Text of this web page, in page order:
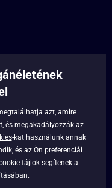
azt, amire
és megakadályozzák az
-kat használunk annak
és az Ön preferenciái
fájlok segítenek a